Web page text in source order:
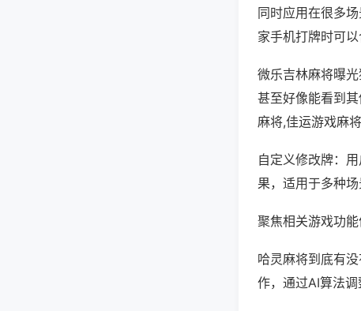
同时应用在很多
家手机打牌时可
微乐吉林麻将曝
甚至好像能看到
麻将,佳运游戏麻
自定义修改牌：
果，适用于多种
聚焦相关游戏功能
哈灵麻将到底有
作，通过AI算法调